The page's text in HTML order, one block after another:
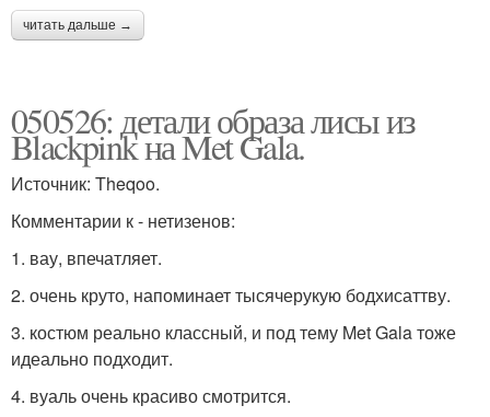
читать дальше →
050526: детали образа лисы из
Blackpink на Met Gala.
Источник: Theqoo.
Комментарии к - нетизенов:
1. вау, впечатляет.
2. очень круто, напоминает тысячерукую бодхисаттву.
3. костюм реально классный, и под тему Met Gala тоже
идеально подходит.
4. вуаль очень красиво смотрится.